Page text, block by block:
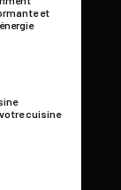
et
cuisine
désuète ? En
back et